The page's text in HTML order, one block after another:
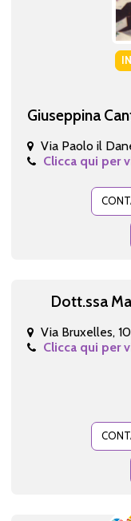
Giuseppina
Via Paolo il
Clicca qui per
Dott.ssa
Via Bruxelles,
Clicca qui per